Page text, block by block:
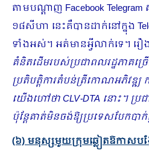
តាមបណ្ដាញ Facebook Telegram
១៨សីហា នេះគឺបានដាក់នៅក្នុង
ទាំងអស់។ អត់មានអ្វីលាក់ទេ។ រ
គំនិតដើមរបស់ប្រជាពលរដ្ឋភាគច្
ប្រតិបត្តិការតំបន់ត្រីកោណអភិវឌ្ឍ
យើងហៅថាCLV-DTA នោះ។ ប្រជ
ប៉ុន្តែគាត់មិនចង់ឱ្យប្រទេសបែកបាក់
(៦) មនុស្សមួយក្រុមឆ្លៀតឱកាសបង្